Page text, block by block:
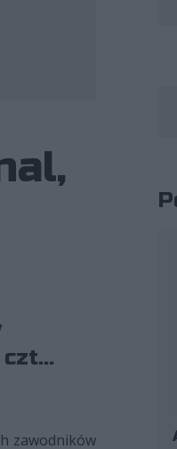
zawodników